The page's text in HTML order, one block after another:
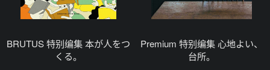
BRUTUS 特别编集 本が人をつ
くる。
Premium 特别编集 心地よい、
台所。